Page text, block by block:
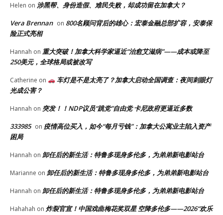
Helen on 涉黑帮、身份造假、难民失败，却成功留在加拿大？
Vera Brennan on 800名顾问背后的雄心：宏泰金融总部扩容，安泰保
险正式亮相
Hannah on 重大突破！加拿大科学家逼近“治愈艾滋病”——成本或降至
250美元，全球格局或被改写
Catherine on
车灯是不是太亮了？加拿大启动全国调查：夜间刺眼灯
光成公害？
Hannah on 突发！！NDP议员“跳党”自由党 卡尼政府更逼近多数
333985 on 疫情高位买入，如今“每月亏钱”：加拿大公寓业主陷入资产
困局
Hannah on 卸任后的新生活：特鲁多现身多伦多，为弟弟新电影站台
Marianne on 卸任后的新生活：特鲁多现身多伦多，为弟弟新电影站台
Hannah on 卸任后的新生活：特鲁多现身多伦多，为弟弟新电影站台
Hahahah on 炸裂官宣！中国戏曲梅花奖双星 空降多伦多——2026“欢乐